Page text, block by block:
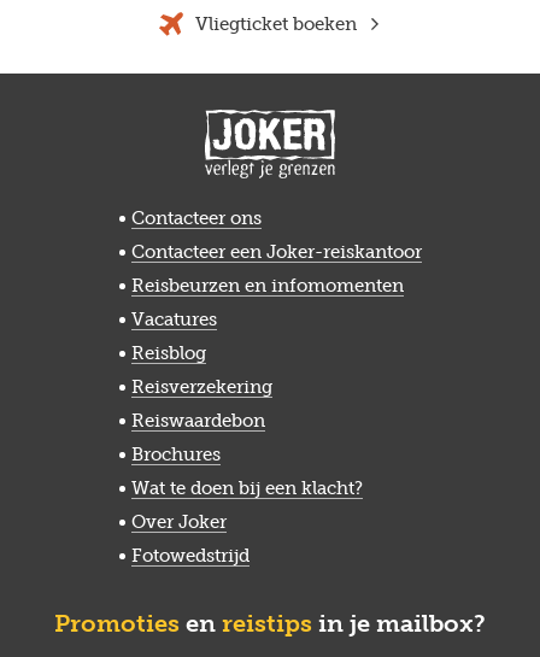
Vliegticket boeken
Contacteer ons
Contacteer een Joker-reiskantoor
Reisbeurzen en infomomenten
Vacatures
Reisblog
Reisverzekering
Reiswaardebon
Brochures
Wat te doen bij een klacht?
Over Joker
Fotowedstrijd
Promoties en reistips in je mailbox?